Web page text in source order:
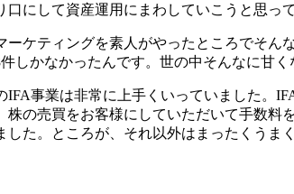
にして資産運用にまわしていこうと思っ
ーケティングを素人がやったところでそ
しかなかったんです。世の中そんなに甘く
IFA事業は非常に上手くいっていました。
の売買をお客様にしていただいて手数
た。ところが、それ以外はまったくうま